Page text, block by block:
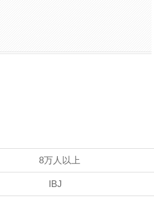
8万人以上
IBJ